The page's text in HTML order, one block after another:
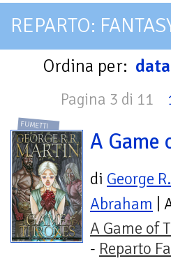
REPARTO:
Ordina per:
Pagina 3 di 11
FUMETTI
A Game
di George
Abraham |
A Game of
- Reparto